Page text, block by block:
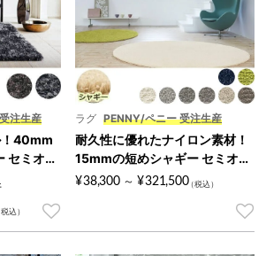
注生産
！40mm
セミオー
シュ』
づく5段階評価のうち、
ラグ PENNY/ペニー 受注生産
耐久性に優れたナイロン素材！
15mmの短めシャギー セミオー
ダーラグ『PENNY/ペニー』
¥38,300 ～ ¥321,500